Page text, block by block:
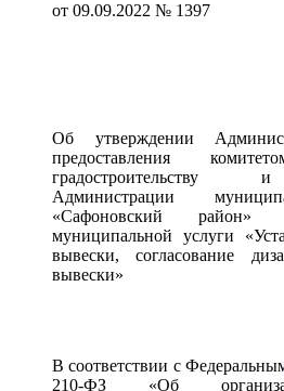
от 09.09.2022 № 1397
Об утверждении
предоставления
градостроительству
Администрации
«Сафоновский район»
муниципальной услуги
вывески, согласование
вывески»
В соответствии с
210-ФЗ «Об